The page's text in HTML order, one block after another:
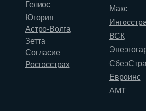
Макс
ВСК
Евроинс
АМТ
Гелиос
Югория
Астро-Волга
Зетта
Согласие
Росгосстрах